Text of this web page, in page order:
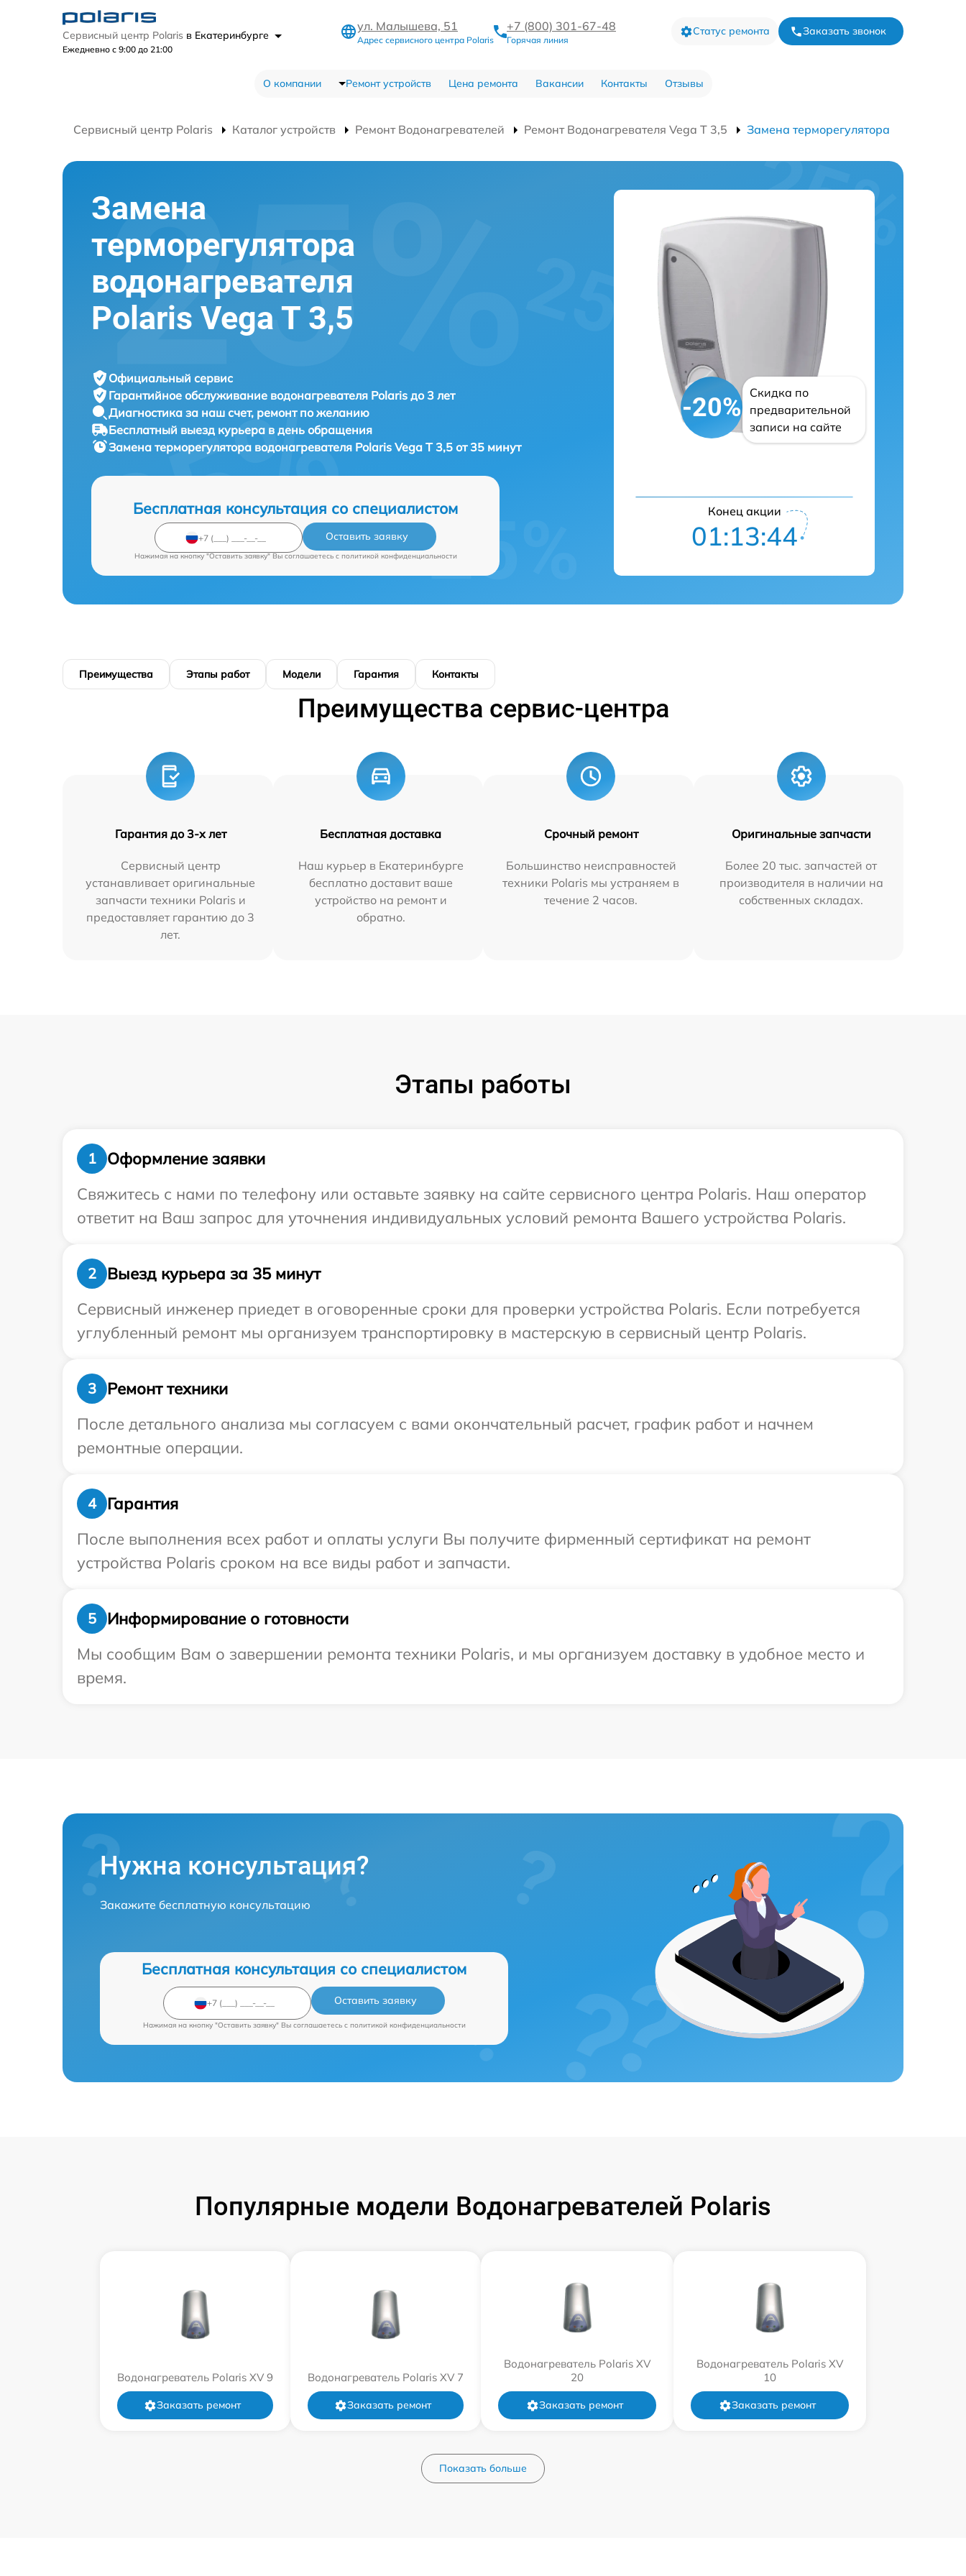
Сервисный центр Polaris в Екатеринбурге
Ежедневно с 9:00 до 21:00
ул. Малышева, 51
Адрес сервисного центра Polaris
+7 (800) 301-67-48
Горячая линия
Статус ремонта Заказать звонок
О компании Ремонт устройств Цена ремонта Вакансии Контакты Отзывы
Сервисный центр Polaris Каталог устройств Ремонт Водонагревателей Ремонт Водонагревателя Vega T 3,5 Замена терморегулятора
Замена
терморегулятора
водонагревателя
Polaris Vega T 3,5
Официальный сервис
Гарантийное обслуживание водонагревателя Polaris до 3 лет
Диагностика за наш счет, ремонт по желанию
Бесплатный выезд курьера в день обращения
Замена терморегулятора водонагревателя Polaris Vega T 3,5 от 35 минут
Бесплатная консультация со специалистом
Оставить заявку
Нажимая на кнопку "Оставить заявку" Вы соглашаетесь c политикой конфиденциальности
-20%
Скидка по
предварительной
записи на сайте
Конец акции
01:13:43
Преимущества Этапы работ Модели Гарантия Контакты
Преимущества сервис-центра
Гарантия до 3-х лет
Сервисный центр
устанавливает оригинальные
запчасти техники Polaris и
предоставляет гарантию до 3
лет.
Бесплатная доставка
Наш курьер в Екатеринбурге
бесплатно доставит ваше
устройство на ремонт и
обратно.
Срочный ремонт
Большинство неисправностей
техники Polaris мы устраняем в
течение 2 часов.
Оригинальные запчасти
Более 20 тыс. запчастей от
производителя в наличии на
собственных складах.
Этапы работы
1
Оформление заявки
Свяжитесь с нами по телефону или оставьте заявку на сайте сервисного центра Polaris. Наш оператор
ответит на Ваш запрос для уточнения индивидуальных условий ремонта Вашего устройства Polaris.
2
Выезд курьера за 35 минут
Сервисный инженер приедет в оговоренные сроки для проверки устройства Polaris. Если потребуется
углубленный ремонт мы организуем транспортировку в мастерскую в сервисный центр Polaris.
3
Ремонт техники
После детального анализа мы согласуем с вами окончательный расчет, график работ и начнем
ремонтные операции.
4
Гарантия
После выполнения всех работ и оплаты услуги Вы получите фирменный сертификат на ремонт
устройства Polaris сроком на все виды работ и запчасти.
5
Информирование о готовности
Мы сообщим Вам о завершении ремонта техники Polaris, и мы организуем доставку в удобное место и
время.
Нужна консультация?
Закажите бесплатную консультацию
Бесплатная консультация со специалистом
Оставить заявку
Нажимая на кнопку "Оставить заявку" Вы соглашаетесь c политикой конфиденциальности
Популярные модели Водонагревателей Polaris
Водонагреватель Polaris XV 9
Заказать ремонт
Водонагреватель Polaris XV 7
Заказать ремонт
Водонагреватель Polaris XV
20
Заказать ремонт
Водонагреватель Polaris XV
10
Заказать ремонт
Показать больше